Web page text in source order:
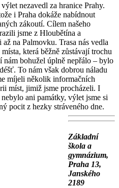
nezavedl za hranice Prahy.
i Praha dokáže nabídnout
zákoutí. Cílem našeho
jsme z Hloubětína a
na Palmovku. Trasa nás vedla
která běžně zůstávají trochu
nám bohužel úplně nepřálo – bylo
To nám však dobrou náladu
míjeli několik informačních
míst, jimiž jsme procházeli. I
ani památky, výlet jsme si
pocit z hezky stráveného dne.
Základní
škola a
gymnázium,
Praha 13,
Janského
2189